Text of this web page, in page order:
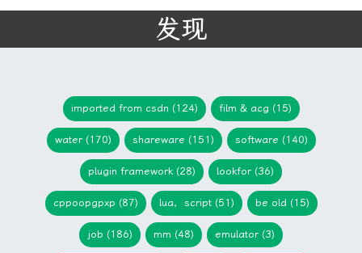
发现
imported from csdn (124) film & acg (15)
water (170) shareware (151) software (140)
plugin framework (28) lookfor (36)
cppoopgpxp (87) lua，script (51) be old (15)
job (186) mm (48) emulator (3)